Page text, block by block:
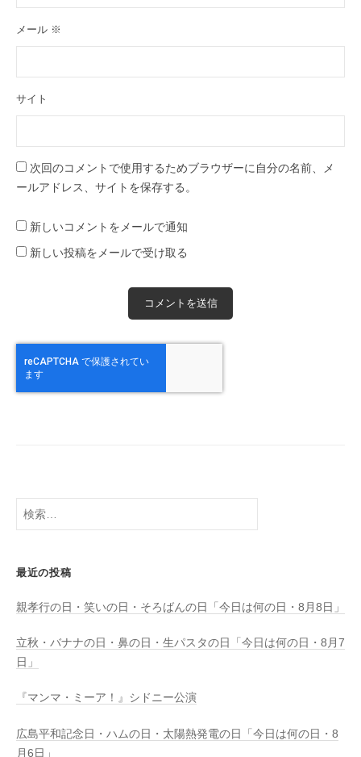
メール ※
サイト
次回のコメントで使用するためブラウザーに自分の名前、メ
ールアドレス、サイトを保存する。
新しいコメントをメールで通知
新しい投稿をメールで受け取る
検
最近の投稿
親孝行の日・笑いの日・そろばんの日「今日は何の日・8月8日」
立秋・バナナの日・鼻の日・生パスタの日「今日は何の日・8月7
日」
『マンマ・ミーア！』シドニー公演
広島平和記念日・ハムの日・太陽熱発電の日「今日は何の日・8
月6日」